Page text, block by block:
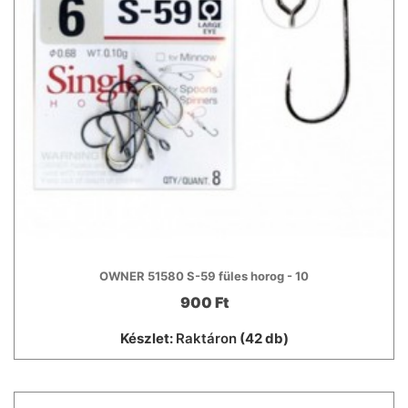
OWNER 51580 S-59 füles horog - 10
900 Ft
Készlet: Raktáron(42 db)